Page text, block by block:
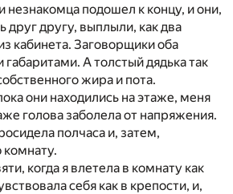
незнакомца подошел к концу, и они,
друг другу, выплыли, как два
кабинета. Заговорщики оба
А толстый дядька так
жира и пота.
они находились на этаже, меня
голова заболела от напряжения.
полчаса и, затем,
комнату.
когда я влетела в комнату как
себя как в крепости, и,